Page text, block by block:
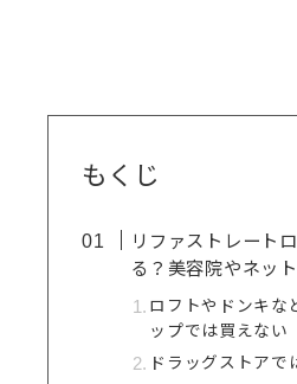
もくじ
リファストレート
る？美容院やネッ
ロフトやドンキな
ップでは買えない
ドラッグストアで